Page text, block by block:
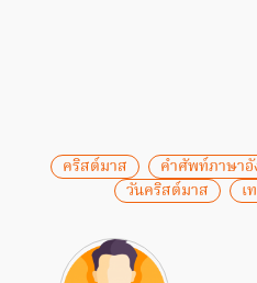
คริสต์มาส คำศัพท์ภาษา
วันคริสต์มาส
เ